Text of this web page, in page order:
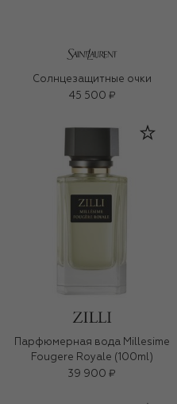
Солнцезащитные очки
45 500 ₽
Парфюмерная вода Millesime
Fougere Royale (100ml)
39 900 ₽